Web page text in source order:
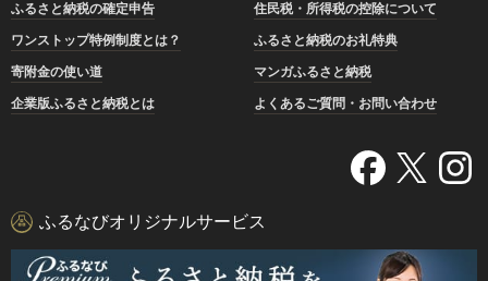
ふるさと納税の確定申告
住民税・所得税の控除について
ワンストップ特例制度とは？
ふるさと納税のお礼特典
寄附金の使い道
マンガふるさと納税
企業版ふるさと納税とは
よくあるご質問・お問い合わせ
ふるなびオリジナルサービス